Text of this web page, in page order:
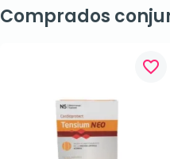
Comprados
favorite_border